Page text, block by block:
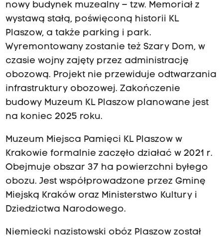
nowy budynek muzealny – tzw. Memoriał z
wystawą stałą, poświęconą historii KL
Plaszow, a także parking i park.
Wyremontowany zostanie też Szary Dom, w
czasie wojny zajęty przez administrację
obozową. Projekt nie przewiduje odtwarzania
infrastruktury obozowej. Zakończenie
budowy Muzeum KL Plaszow planowane jest
na koniec 2025 roku.
Muzeum Miejsca Pamięci KL Plaszow w
Krakowie formalnie zaczęło działać w 2021 r.
Obejmuje obszar 37 ha powierzchni byłego
obozu. Jest współprowadzone przez Gminę
Miejską Kraków oraz Ministerstwo Kultury i
Dziedzictwa Narodowego.
Niemiecki nazistowski obóz Plaszow został